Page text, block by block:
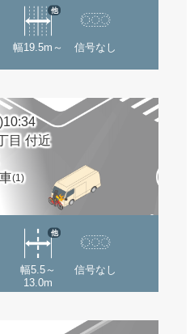
幅19.5m～
他
信号なし
目 付近
(1)
幅5.5～
13.0m
他
信号なし